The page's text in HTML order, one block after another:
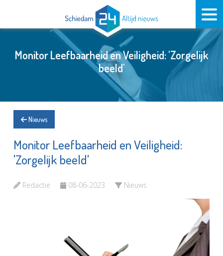
Monitor Leefbaarheid en Veiligheid: 'Zorgelijk
beeld'
Nieuws
Monitor Leefbaarheid en Veiligheid:
'Zorgelijk beeld'
Redactie 08-06-2023 Nieuws